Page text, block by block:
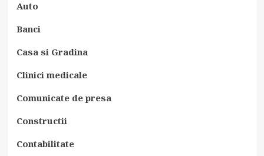
Auto
Banci
Casa si Gradina
Clinici medicale
Comunicate de presa
Constructii
Contabilitate